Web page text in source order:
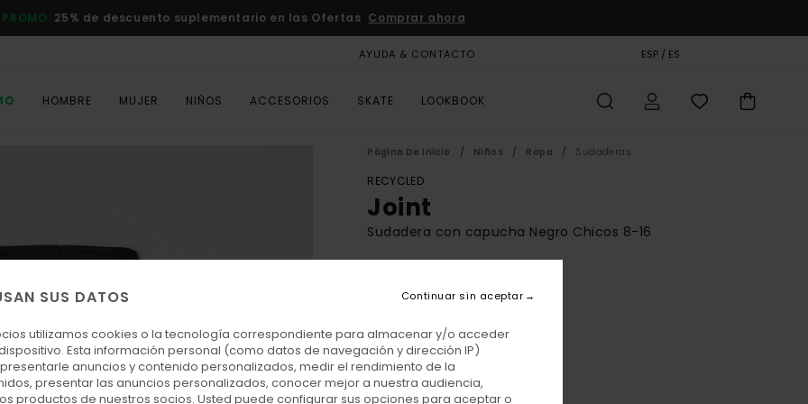
PROMO 25% de descuento suplementario en las Ofertas Comprar ahora
AYUDA & CONTACTO ESP / ES
HOMBRE MUJER NIÑOS ACCESORIOS SKATE LOOKBOOK
Página De Inicio Niños Ropa Sudaderas
RECYCLED
Joint
Sudadera con capucha Negro Chicos 8-16
60,00 €
ColorOff Black
SUS DATOS
utilizamos cookies o la tecnología correspondiente para almacenar y/o acceder
Esta información personal (como datos de navegación y dirección IP)
anuncios y contenido personalizados, medir el rendimiento de la
presentar las anuncios personalizados, conocer mejor a nuestra audiencia,
productos de nuestros socios. Usted puede configurar sus opciones para aceptar o
Continuar sin aceptar